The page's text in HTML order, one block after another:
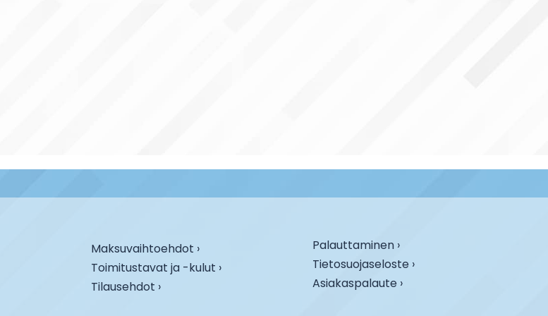
Maksuvaihtoehdot ›
Toimitustavat ja -kulut ›
Tilausehdot ›
Palauttaminen ›
Tietosuojaseloste ›
Asiakaspalaute ›